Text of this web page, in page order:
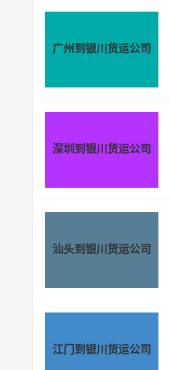
广州到银川货运公司
深圳到银川货运公司
汕头到银川货运公司
江门到银川货运公司